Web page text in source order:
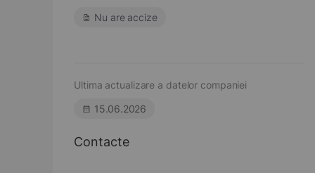
Nu are accize
Ultima actualizare a datelor companiei
15.06.2026
Contacte